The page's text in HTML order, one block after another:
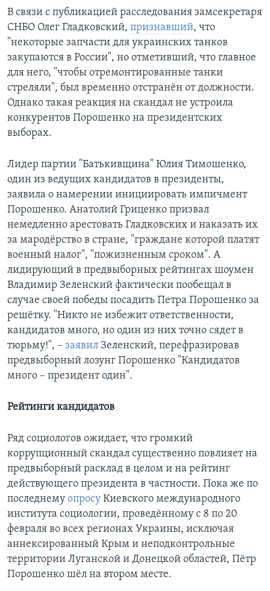
В связи с публикацией расследования замсекретаря
СНБО Олег Гладковский, признавший, что
"некоторые запчасти для украинских танков
закупаются в России", но отметивший, что главное
для него, "чтобы отремонтированные танки
стреляли", был временно отстранён от должности.
Однако такая реакция на скандал не устроила
конкурентов Порошенко на президентских
выборах.
Лидер партии "Батькивщина" Юлия Тимошенко,
один из ведущих кандидатов в президенты,
заявила о намерении инициировать импичмент
Порошенко. Анатолий Гриценко призвал
немедленно арестовать Гладковских и наказать их
за мародёрство в стране, "граждане которой платят
военный налог", "пожизненным сроком". А
лидирующий в предвыборных рейтингах шоумен
Владимир Зеленский фактически пообещал в
случае своей победы посадить Петра Порошенко за
решётку. "Никто не избежит ответственности,
кандидатов много, но один из них точно сядет в
тюрьму!", –​ заявил Зеленский, перефразировав
предвыборный лозунг Порошенко "Кандидатов
много – президент один".
Рейтинги кандидатов
Ряд социологов ожидает, что громкий
коррупционный скандал существенно повлияет на
предвыборный расклад в целом и на рейтинг
действующего президента в частности. Пока же по
последнему опросу Киевского международного
института социологии, проведённому с 8 по 20
февраля во всех регионах Украины, исключая
аннексированный Крым и неподконтрольные
территории Луганской и Донецкой областей, Пётр
Порошенко шёл на втором месте.